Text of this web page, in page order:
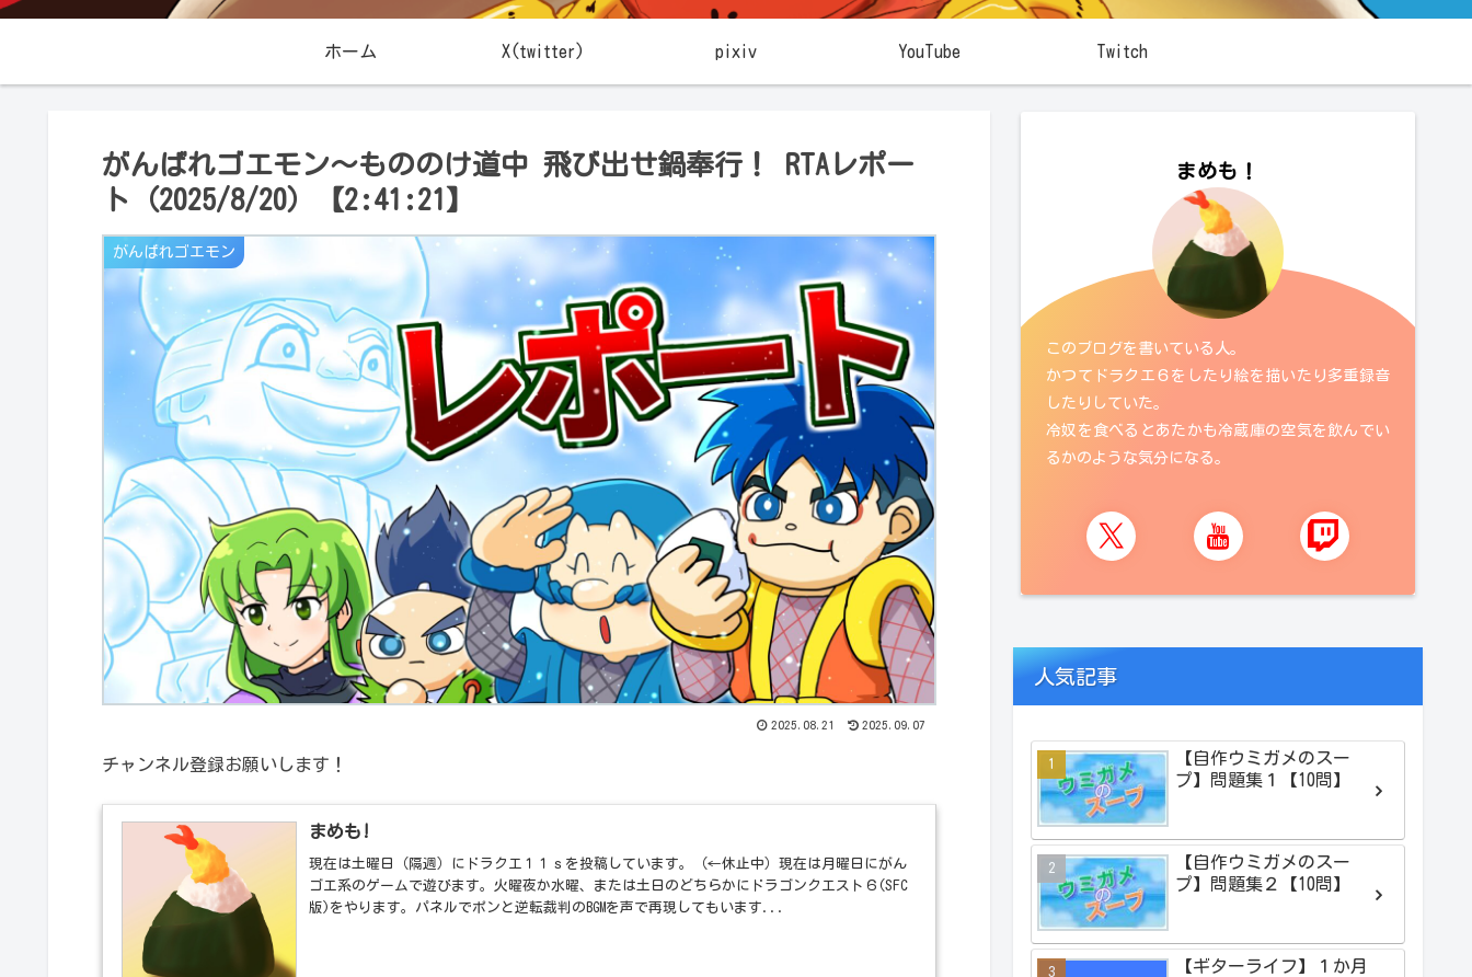
ホーム X(twitter) pixiv YouTube Twitch
がんばれゴエモン～もののけ道中 飛び出せ鍋奉行！ RTAレポー
ト（2025/8/20）【2:41:21】
がんばれゴエモン
2025.08.21 2025.09.07
チャンネル登録お願いします！
まめも!
現在は土曜日（隔週）にドラクエ１１ｓを投稿しています。（←休止中）現在は月曜日にがん
ゴエ系のゲームで遊びます。火曜夜か水曜、または土日のどちらかにドラゴンクエスト６(SFC
版)をやります。パネルでポンと逆転裁判のBGMを声で再現してもいます...
まめも！
このブログを書いている人。
かつてドラクエ６をしたり絵を描いたり多重録音
したりしていた。
冷奴を食べるとあたかも冷蔵庫の空気を飲んでい
るかのような気分になる。
人気記事
【自作ウミガメのスー
プ】問題集１【10問】
【自作ウミガメのスー
プ】問題集２【10問】
【ギターライフ】１か月